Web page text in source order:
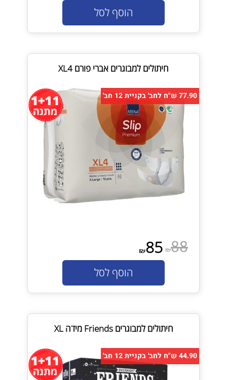
הוסף לסל
חיתולים למבוגרים אברי פורם XL4
77.90 ש"ח לחב' בקניית 12 חב'
₪88
₪85
הוסף לסל
חיתולים למבוגרים Friends מידה XL
44.90 ש"ח לחב' בקניית 12 חב'